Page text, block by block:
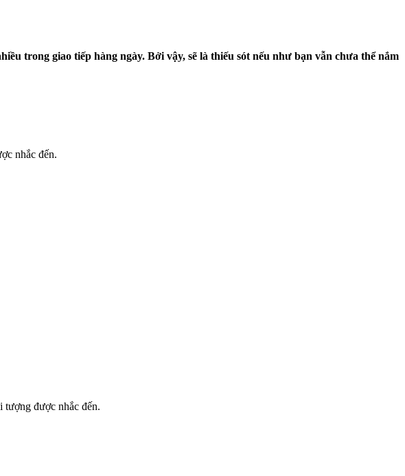
trong giao tiếp hàng ngày. Bởi vậy, sẽ là thiếu sót nếu như bạn vẫn chưa thể nắm
nhắc đến.
được nhắc đến.